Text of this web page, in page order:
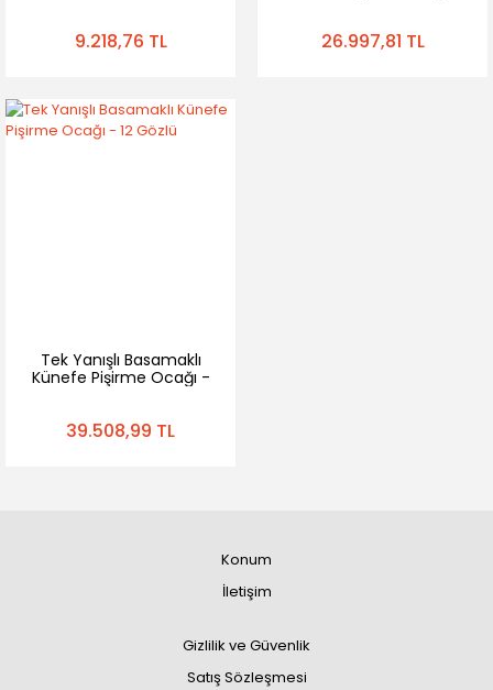
9.218,76 TL 26.997,81 TL
Tek Yanışlı Basamaklı
Künefe Pişirme Ocağı -
39.508,99 TL
Konum
İletişim
Gizlilik ve Güvenlik
Satış Sözleşmesi